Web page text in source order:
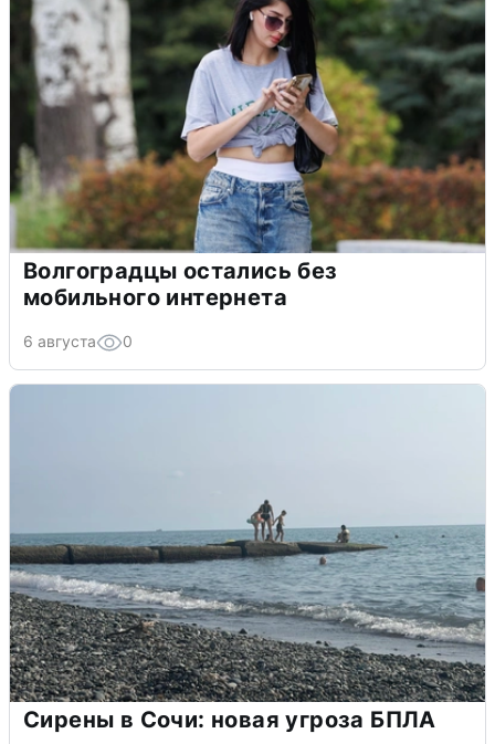
Волгоградцы остались без
мобильного интернета
6 августа 0
Сирены в Сочи: новая угроза БПЛА